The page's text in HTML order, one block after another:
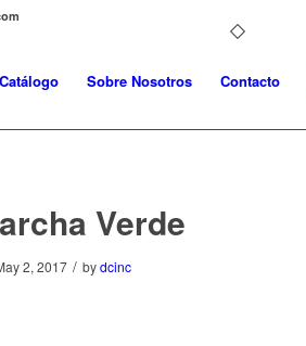
Catálogo Sobre Nosotros Contacto
Verde
2, 2017 / bydcinc